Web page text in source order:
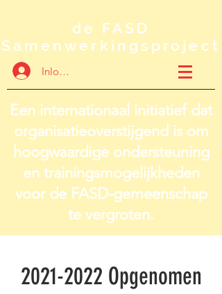
de FASD
Samenwerkingsproject
Inloggen
Een internationaal initiatief dat
organisatieoverstijgend is om
hoogwaardige ondersteuning
en trainingsmogelijkheden
voor de FASD-gemeenschap
te vergroten.
2021-2022 Opgenomen